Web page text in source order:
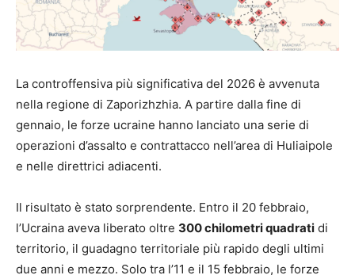
La controffensiva più significativa del 2026 è avvenuta
nella regione di Zaporizhzhia. A partire dalla fine di
gennaio, le forze ucraine hanno lanciato una serie di
operazioni d’assalto e contrattacco nell’area di Huliaipole
e nelle direttrici adiacenti.
Il risultato è stato sorprendente. Entro il 20 febbraio,
l’Ucraina aveva liberato oltre 300 chilometri quadrati di
territorio, il guadagno territoriale più rapido degli ultimi
due anni e mezzo. Solo tra l’11 e il 15 febbraio, le forze